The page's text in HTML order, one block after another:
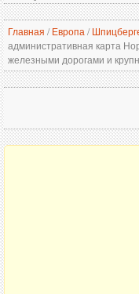
Главная / Европа /
административная карта
железными дорогами и